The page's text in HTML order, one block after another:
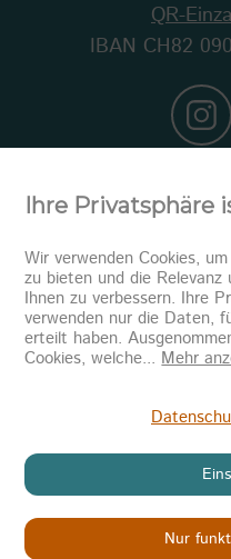
QR-
IBAN CH82
Copyright ©
Ihre Privatsphäre
Wir verwenden Cookies,
zu bieten und die
Ihnen zu verbessern. Ihre
verwenden nur die Daten,
erteilt haben.
Cookies, welche... Mehr
Nur